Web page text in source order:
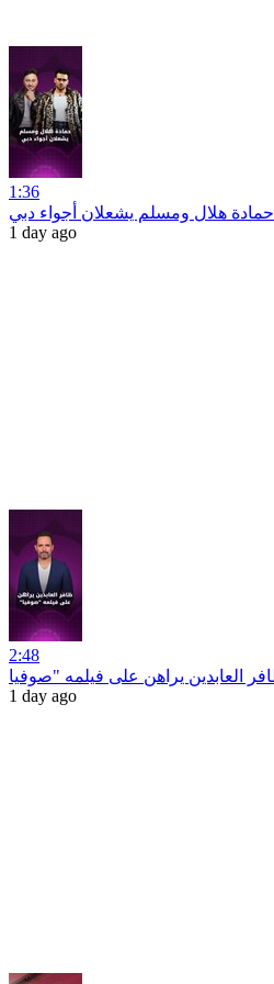
1:36
حمادة هلال ومسلم يشعلان أجواء دبي
1 day ago
2:48
1 day ago